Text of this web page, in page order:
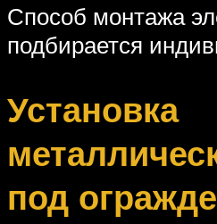
Способ монтажа
подбирается
Установка
под